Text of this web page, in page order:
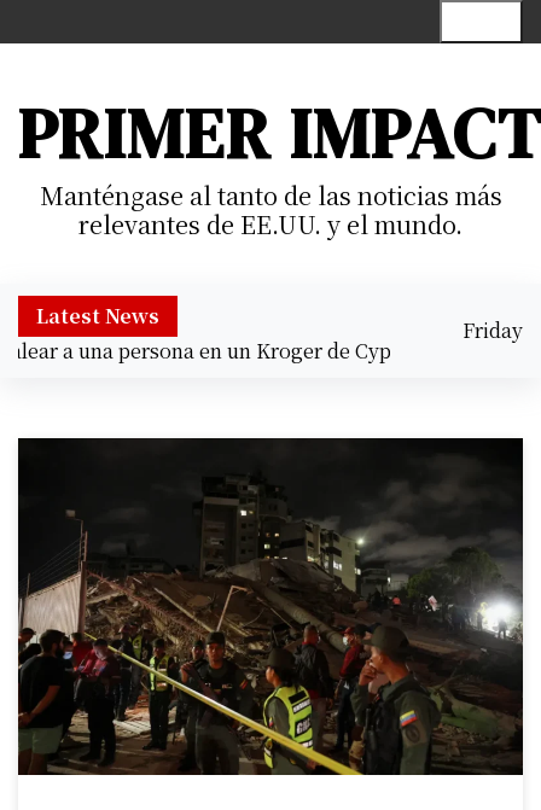
k
PRIMER
Manténgase al tanto de las noticias más
relevantes de EE.UU. y el mundo.
Latest News
una persona en un Kroger de Cypress |
Prisión
Friday